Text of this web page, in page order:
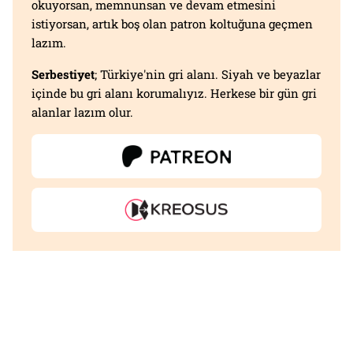
okuyorsan, memnunsan ve devam etmesini
istiyorsan, artık boş olan patron koltuğuna geçmen
lazım.
Serbestiyet; Türkiye'nin gri alanı. Siyah ve beyazlar
içinde bu gri alanı korumalıyız. Herkese bir gün gri
alanlar lazım olur.